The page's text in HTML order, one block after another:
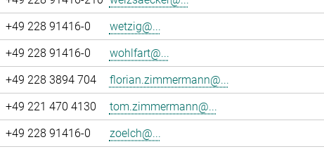
+49 228 91416-0
wetzig@...
+49 228 91416-0
wohlfart@...
+49 228 3894 704
florian.zimmermann@...
+49 221 470 4130
tom.zimmermann@...
+49 228 91416-0 zoelch@...